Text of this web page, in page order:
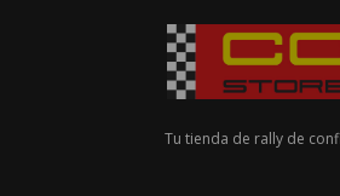
Tu tienda de rally de